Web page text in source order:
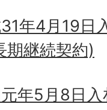
年4月19日
期継続契約)
年5月8日